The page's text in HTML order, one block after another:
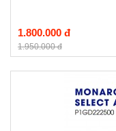
1.800.000 đ
1.950.000 đ